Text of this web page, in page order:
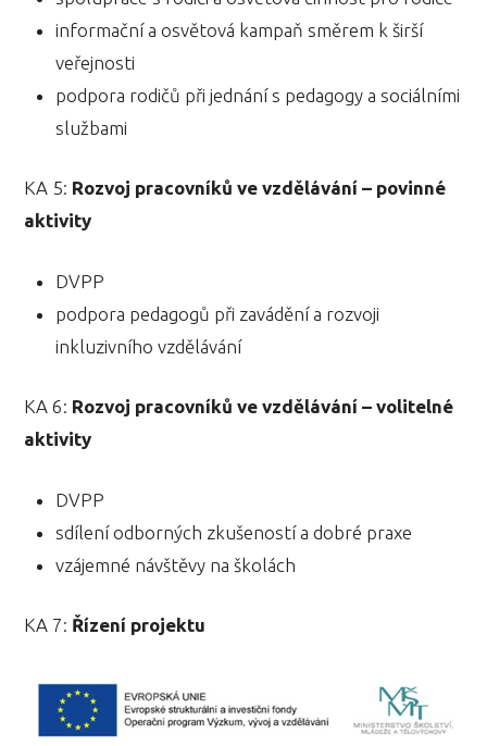
informační a osvětová kampaň směrem k širší
veřejnosti
podpora rodičů při jednání s pedagogy a sociálními
službami
KA 5: Rozvoj pracovníků ve vzdělávání – povinné
aktivity
DVPP
podpora pedagogů při zavádění a rozvoji
inkluzivního vzdělávání
KA 6: Rozvoj pracovníků ve vzdělávání – volitelné
aktivity
DVPP
sdílení odborných zkušeností a dobré praxe
vzájemné návštěvy na školách
KA 7: Řízení projektu